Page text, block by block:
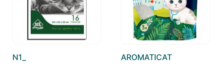
N1_ AROMATICAT